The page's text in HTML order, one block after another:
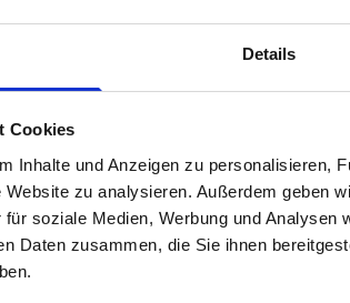
Details
Cookies
Inhalte und Anzeigen zu personalisieren,
zu analysieren. Außerdem geben
soziale Medien, Werbung und Analysen
Daten zusammen, die Sie ihnen
Handelsplätzen
Steueridentifikationsnummer
Anbieter über das Postident- oder
Anbieter dauert der Prozess
wird das Depot eröffnet und
Grundbegriffen wie Orderarten,